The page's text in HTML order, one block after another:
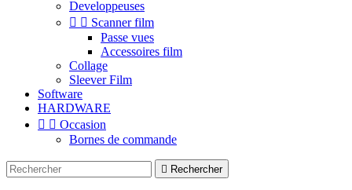
Developpeuses
  Scanner film
Passe vues
Accessoires film
Collage
Sleever Film
Software
HARDWARE
  Occasion
Bornes de commande
 Rechercher